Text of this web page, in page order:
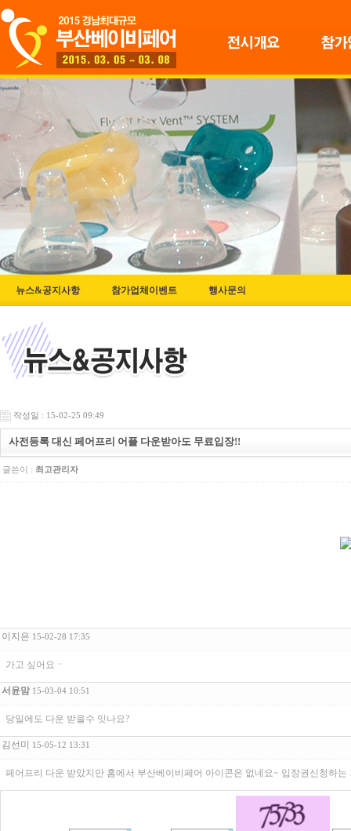
뉴스&공지사항 참가업체이벤트 행사문의
작성일 : 15-02-25 09:49
사전등록 대신 페어프리 어플 다운받아도 무료입장!!
글쓴이 : 최고관리자
이지은 15-02-28 17:35
가고 싶어요ᆢ
서윤맘 15-03-04 10:51
당일에도 다운 받을수 잇나요?
김선미 15-05-12 13:31
페어프리 다운 받았지만 홈에서 부산베이비페어 아이콘은 없네요~ 입장권신청하는